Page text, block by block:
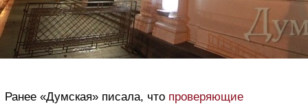
Ранее «Думская» писала, что проверяющие